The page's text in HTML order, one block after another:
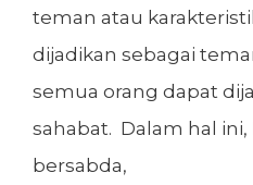
teman atau
dijadikan sebagai
semua orang dapat
sahabat. Dalam hal ini,
bersabda,